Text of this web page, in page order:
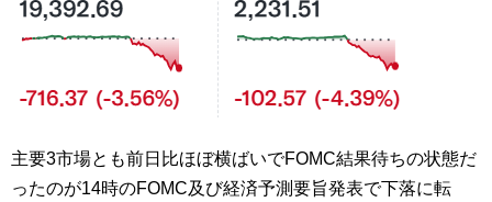
主要3市場とも前日比ほぼ横ばいでFOMC結果待ちの状態だ
ったのが14時のFOMC及び経済予測要旨発表で下落に転